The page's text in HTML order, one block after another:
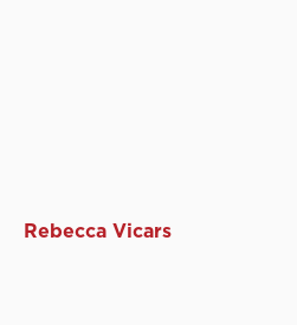
Rebecca Vicars